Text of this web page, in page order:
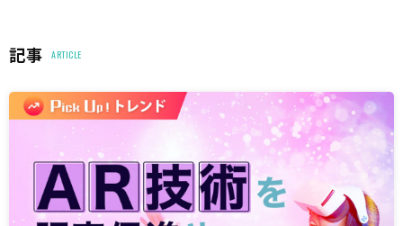
記事 ARTICLE